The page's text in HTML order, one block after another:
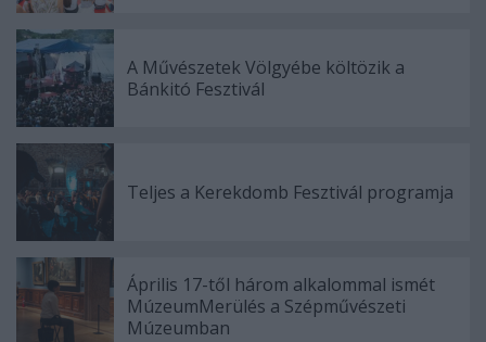
A Művészetek Völgyébe költözik a
Bánkitó Fesztivál
Teljes a Kerekdomb Fesztivál programja
Április 17-től három alkalommal ismét
MúzeumMerülés a Szépművészeti
Múzeumban